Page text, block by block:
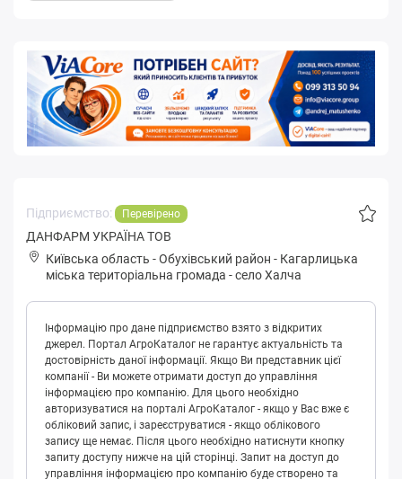
Підприємство: Перевірено
ДАНФАРМ УКРАЇНА ТОВ
Київська область -Обухівський район - Кaгapлицькa
міська територіальна громада -село Халча
Інформацію про дане підприємство взято з відкритих
джерел. Портал АгроКаталог не гарантує актуальність та
достовірність даної інформації. Якщо Ви представник цієї
компанії - Ви можете отримати доступ до управління
інформацією про компанію. Для цього необхідно
авторизуватися на порталі АгроКаталог - якщо у Вас вже є
обліковий запис, і зареєструватися - якщо облікового
запису ще немає. Після цього необхідно натиснути кнопку
запиту доступу нижче на цій сторінці. Запит на доступ до
управління інформацією про компанію буде створено та